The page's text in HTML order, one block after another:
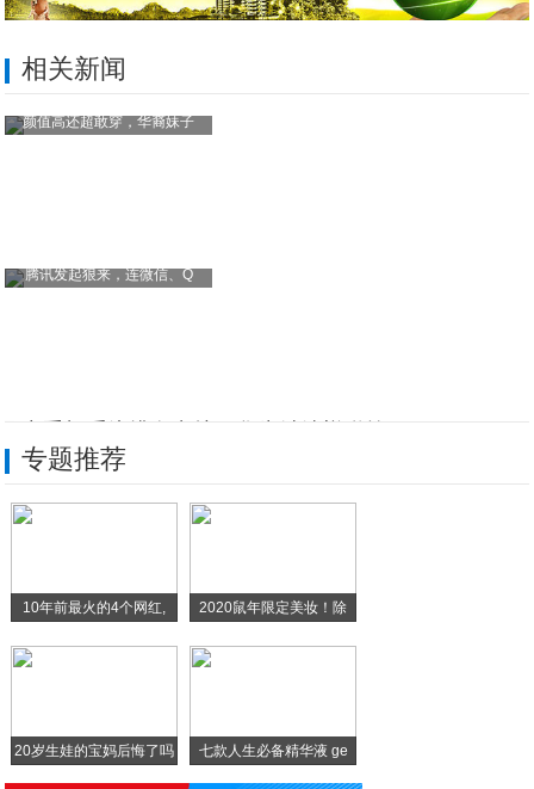
相关新闻
颜值高还超敢穿，华裔妹子
腾讯发起狠来，连微信、Q
老人机要好用也要高“颜值”，盘点好用不贵
2017年中国手机占全球市场份额的42%
专题推荐
10年前最火的4个网红, 2020鼠年限定美妆！除
20岁生娃的宝妈后悔了吗 七款人生必备精华液 ge